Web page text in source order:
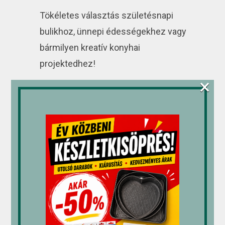
Tökéletes választás születésnapi
bulikhoz, ünnepi édességekhez vagy
bármilyen kreatív konyhai
projektedhez!
Kapcsolódó termékek
Stöckel
Senza.
Fagyis
×